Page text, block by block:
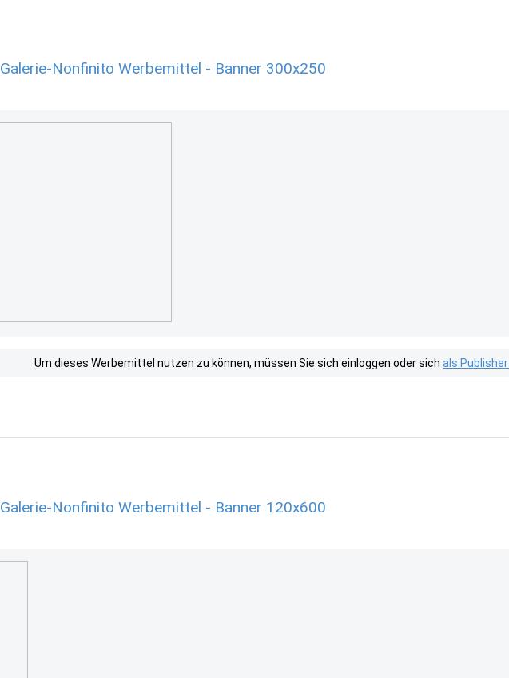
Galerie-Nonfinito Werbemittel - Banner 300x250
Um dieses Werbemittel nutzen zu können, müssen Sie sich einloggen oder sich als
Galerie-Nonfinito Werbemittel - Banner 120x600